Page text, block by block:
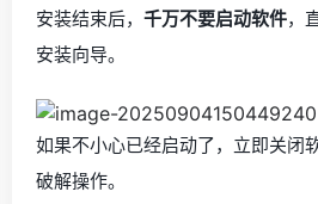
安装结束后， 千万不要启动软件，
安装向导。
如果不小心已经启动了，立即关闭
破解操作。